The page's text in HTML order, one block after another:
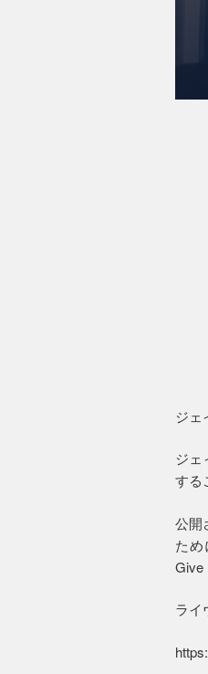
ジェ
ジェ
する
公開
ため
Give
ライ